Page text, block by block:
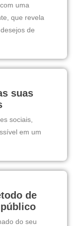
uma
que revela
de
suas
sociais,
em um
de
do seu